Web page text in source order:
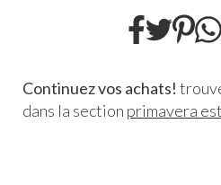
Continuez vos achats!
dans la section primavera